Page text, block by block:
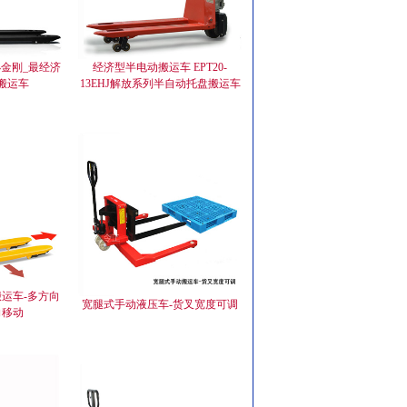
刚_最经济
运车
经济型半电动搬运车 EPT20-
13EHJ解放系列半自动托盘搬运车
车-多方向
动
宽腿式手动液压车-货叉宽度可调